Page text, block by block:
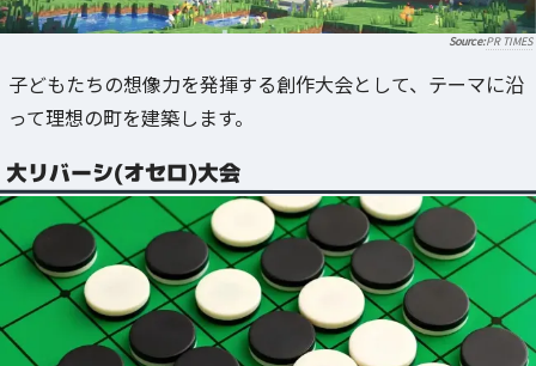
PR TIMES
子どもたちの想像力を発揮する創作大会として、テーマに沿
って理想の町を建築します。
大リバーシ(オセロ)大会